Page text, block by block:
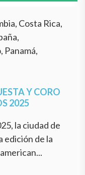
Costa Rica,
Panamá,
Y CORO
2025
la ciudad de
edición de la